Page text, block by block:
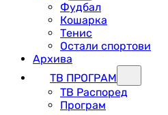
Фудбал
Кошарка
Тенис
Остали спортови
Архива
ТВ ПРОГРАМ
ТВ Распоред
Програм